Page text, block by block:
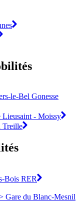
le-Bel Gonesse
Lieusaint - Moissy
Treille
Bois RER
Gare du Blanc-Mesnil